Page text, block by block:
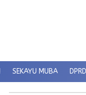
SEKAYU MUBA DPRD